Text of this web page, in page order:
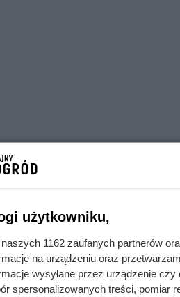
do łask – zobacz, jak go nie zabić!
w Polsce właśnie wchodzi do
użytkowniku,
1162 zaufanych partnerów
na urządzeniu oraz
wysyłane przez urządzenie
spersonalizowanych treści, pomiar